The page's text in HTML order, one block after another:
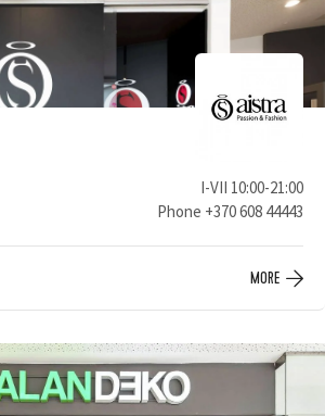
I-VII 10:00-21:00
Phone +370 608 44443
MORE